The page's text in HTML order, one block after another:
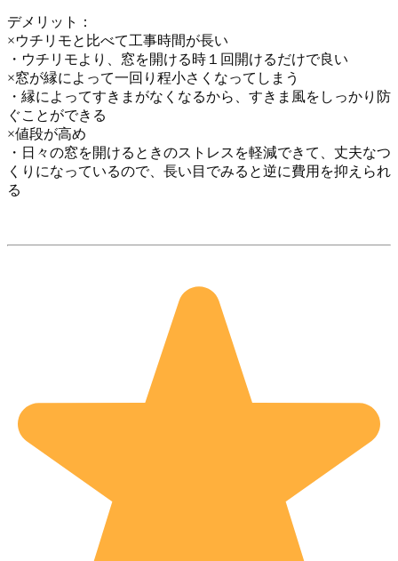
デメリット：
×ウチリモと比べて工事時間が長い
・ウチリモより、窓を開ける時１回開けるだけで良い
×窓が縁によって一回り程小さくなってしまう
・縁によってすきまがなくなるから、すきま風をしっかり防
ぐことができる
×値段が高め
・日々の窓を開けるときのストレスを軽減できて、丈夫なつ
くりになっているので、長い目でみると逆に費用を抑えられ
る